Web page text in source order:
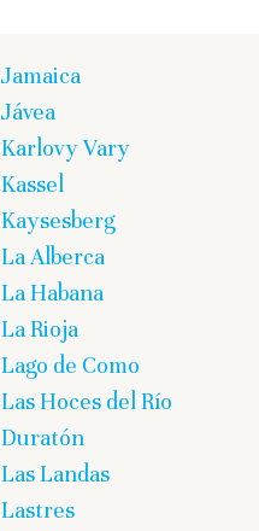
Jamaica
Jávea
Karlovy Vary
Kassel
Kaysesberg
La Alberca
La Habana
La Rioja
Lago de Como
Las Hoces del Río
Duratón
Las Landas
Lastres